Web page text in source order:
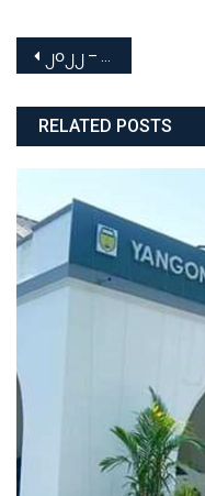
Post
navigation
၂၀၂၂ – ၂၀၂၃ ပညာသင်နှစ် ရန်ကုန်ပညာရေးတက္ကသိုလ်သို့ တက်ရောက်ရန် တက္ကသိုလ်ဝင်ခွင့် ရရှိသူများစာရင်း
RELATED POSTS